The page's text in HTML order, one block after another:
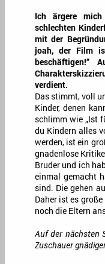
Ich ärgere
schlechten
mit der
joah, der Film
beschäftigen!“
verdient.
Das stimmt, voll
Kinder, denen
schlimm wie „Ist
du Kindern alles
werden, ist ein
gnadenlose
Bruder und ich
einmal gemacht
sind. Die gehen
Daher ist es
noch die Eltern
Auf der nächsten
Zuschauer